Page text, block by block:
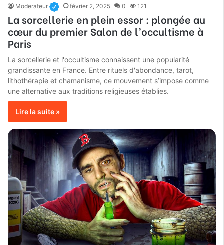
Moderateur février 2, 2025 0 121
La sorcellerie en plein essor : plongée au
cœur du premier Salon de l’occultisme à
Paris
La sorcellerie et l'occultisme connaissent une popularité
grandissante en France. Entre rituels d'abondance, tarot,
lithothérapie et chamanisme, ce mouvement s’impose comme
une alternative aux traditions religieuses établies.
Lire la suite »